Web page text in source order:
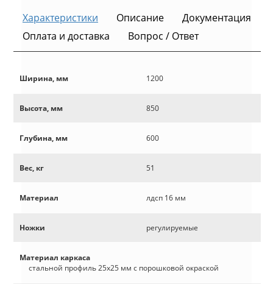
Характеристики Описание
Документация
Оплата и доставка
Вопрос / Ответ
Ширина, мм 1200
Высота, мм 850
Глубина, мм 600
Вес, кг 51
Материал лдсп 16 мм
Ножки регулируемые
Материал каркаса
стальной профиль 25х25 мм с порошковой окраской